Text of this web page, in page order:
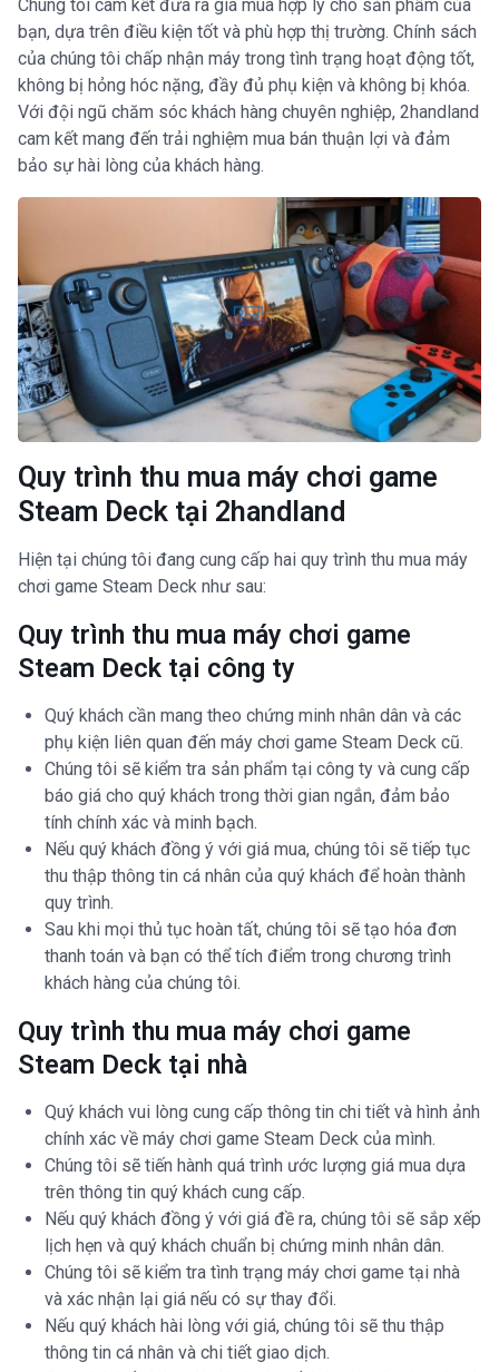
Chúng tôi cam kết đưa ra giá mua hợp lý cho sản phẩm của
bạn, dựa trên điều kiện tốt và phù hợp thị trường. Chính sách
của chúng tôi chấp nhận máy trong tình trạng hoạt động tốt,
không bị hỏng hóc nặng, đầy đủ phụ kiện và không bị khóa.
Với đội ngũ chăm sóc khách hàng chuyên nghiệp, 2handland
cam kết mang đến trải nghiệm mua bán thuận lợi và đảm
bảo sự hài lòng của khách hàng.
Quy trình thu mua máy chơi game
Steam Deck tại 2handland
Hiện tại chúng tôi đang cung cấp hai quy trình thu mua máy
chơi game Steam Deck như sau:
Quy trình thu mua máy chơi game
Steam Deck tại công ty
Quý khách cần mang theo chứng minh nhân dân và các
phụ kiện liên quan đến máy chơi game Steam Deck cũ.
Chúng tôi sẽ kiểm tra sản phẩm tại công ty và cung cấp
báo giá cho quý khách trong thời gian ngắn, đảm bảo
tính chính xác và minh bạch.
Nếu quý khách đồng ý với giá mua, chúng tôi sẽ tiếp tục
thu thập thông tin cá nhân của quý khách để hoàn thành
quy trình.
Sau khi mọi thủ tục hoàn tất, chúng tôi sẽ tạo hóa đơn
thanh toán và bạn có thể tích điểm trong chương trình
khách hàng của chúng tôi.
Quy trình thu mua máy chơi game
Steam Deck tại nhà
Quý khách vui lòng cung cấp thông tin chi tiết và hình ảnh
chính xác về máy chơi game Steam Deck của mình.
Chúng tôi sẽ tiến hành quá trình ước lượng giá mua dựa
trên thông tin quý khách cung cấp.
Nếu quý khách đồng ý với giá đề ra, chúng tôi sẽ sắp xếp
lịch hẹn và quý khách chuẩn bị chứng minh nhân dân.
Chúng tôi sẽ kiểm tra tình trạng máy chơi game tại nhà
và xác nhận lại giá nếu có sự thay đổi.
Nếu quý khách hài lòng với giá, chúng tôi sẽ thu thập
thông tin cá nhân và chi tiết giao dịch.